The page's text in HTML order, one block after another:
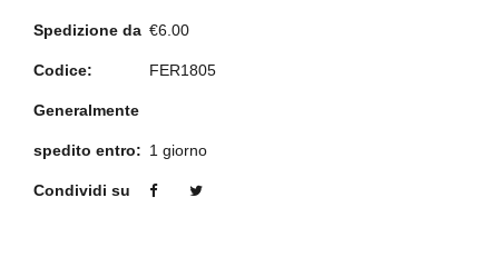
Spedizione da €6.00
Codice: FER1805
Generalmente
spedito entro: 1 giorno
Condividi su